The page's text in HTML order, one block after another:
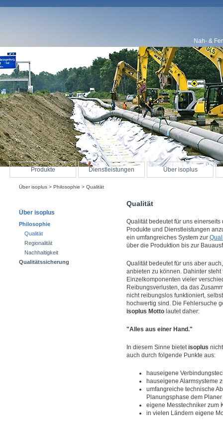
Über isoplus > Philosophie > Qualität
Qualität
Qualität bedeutet für uns
Produkte und Dienstleistungen
ein umfangreiches System zur
über die Produktion bis zur
Qualität bedeutet für uns aber
anbieten zu können. Dahinter
Einzelkomponenten vieler
Reibungsverlusten, da das
nicht reibungslos funktioniert,
hochwertig sind. Die Fehlersuche
isoplus Motto lautet daher:
"Alles aus einer Hand."
In diesem Sinne bietetisoplus
auch durch folgende Punkte aus:
hauseigene
hauseigene Alarmsysteme
umfangreiche technische
Planungsphase dem
eigene Messtechniker zum
in vielen Ländern eigene
Produkte Dienstleistungen Über isoplus
Über isoplus
Philosophie
Qualität
Regionalität
Nachhaltigkeit
Qualitätssicherung
Nah- &